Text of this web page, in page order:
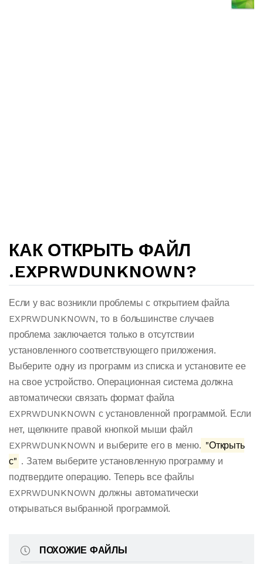
КАК ОТКРЫТЬ ФАЙЛ
.EXPRWDUNKNOWN?
Если у вас возникли проблемы с открытием файла
EXPRWDUNKNOWN, то в большинстве случаев
проблема заключается только в отсутствии
установленного соответствующего приложения.
Выберите одну из программ из списка и установите ее
на свое устройство. Операционная система должна
автоматически связать формат файла
EXPRWDUNKNOWN с установленной программой. Если
нет, щелкните правой кнопкой мыши файл
EXPRWDUNKNOWN и выберите его в меню. "Открыть
с" . Затем выберите установленную программу и
подтвердите операцию. Теперь все файлы
EXPRWDUNKNOWN должны автоматически
открываться выбранной программой.
ПОХОЖИЕ ФАЙЛЫ